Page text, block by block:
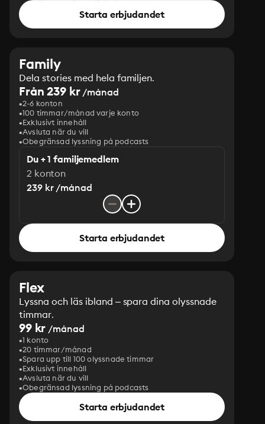
Starta erbjudandet
Family
Dela stories med hela familjen.
Från 239 kr/månad
2-6 konton
100 timmar/månad varje konto
Exklusivt innehåll
Avsluta när du vill
Obegränsad lyssning på podcasts
Du + 1 familjemedlem
2 konton
239 kr /månad
Starta erbjudandet
Flex
Lyssna och läs ibland – spara dina olyssnade
timmar.
99 kr /månad
1 konto
20 timmar/månad
Spara upp till 100 olyssnade timmar
Exklusivt innehåll
Avsluta när du vill
Obegränsad lyssning på podcasts
Starta erbjudandet